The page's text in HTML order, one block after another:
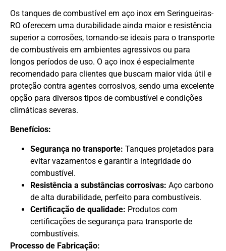
Os tanques de combustível em aço inox em Seringueiras-
RO oferecem uma durabilidade ainda maior e resistência
superior a corrosões, tornando-se ideais para o transporte
de combustíveis em ambientes agressivos ou para
longos períodos de uso. O aço inox é especialmente
recomendado para clientes que buscam maior vida útil e
proteção contra agentes corrosivos, sendo uma excelente
opção para diversos tipos de combustível e condições
climáticas severas.
Benefícios:
Segurança no transporte: Tanques projetados para
evitar vazamentos e garantir a integridade do
combustível.
Resistência a substâncias corrosivas: Aço carbono
de alta durabilidade, perfeito para combustíveis.
Certificação de qualidade: Produtos com
certificações de segurança para transporte de
combustíveis.
Processo de Fabricação: